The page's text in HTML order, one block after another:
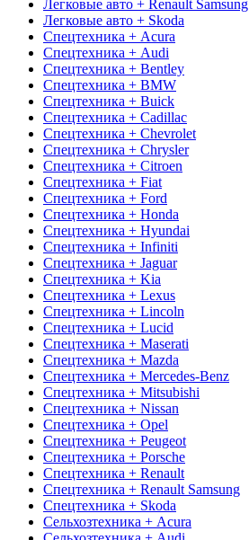
Легковые авто + Renault Samsung
Легковые авто + Skoda
Спецтехника + Acura
Спецтехника + Audi
Спецтехника + Bentley
Спецтехника + BMW
Спецтехника + Buick
Спецтехника + Cadillac
Спецтехника + Chevrolet
Спецтехника + Chrysler
Спецтехника + Citroen
Спецтехника + Fiat
Спецтехника + Ford
Спецтехника + Honda
Спецтехника + Hyundai
Спецтехника + Infiniti
Спецтехника + Jaguar
Спецтехника + Kia
Спецтехника + Lexus
Спецтехника + Lincoln
Спецтехника + Lucid
Спецтехника + Maserati
Спецтехника + Mazda
Спецтехника + Mercedes-Benz
Спецтехника + Mitsubishi
Спецтехника + Nissan
Спецтехника + Opel
Спецтехника + Peugeot
Спецтехника + Porsche
Спецтехника + Renault
Спецтехника + Renault Samsung
Спецтехника + Skoda
Сельхозтехника + Acura